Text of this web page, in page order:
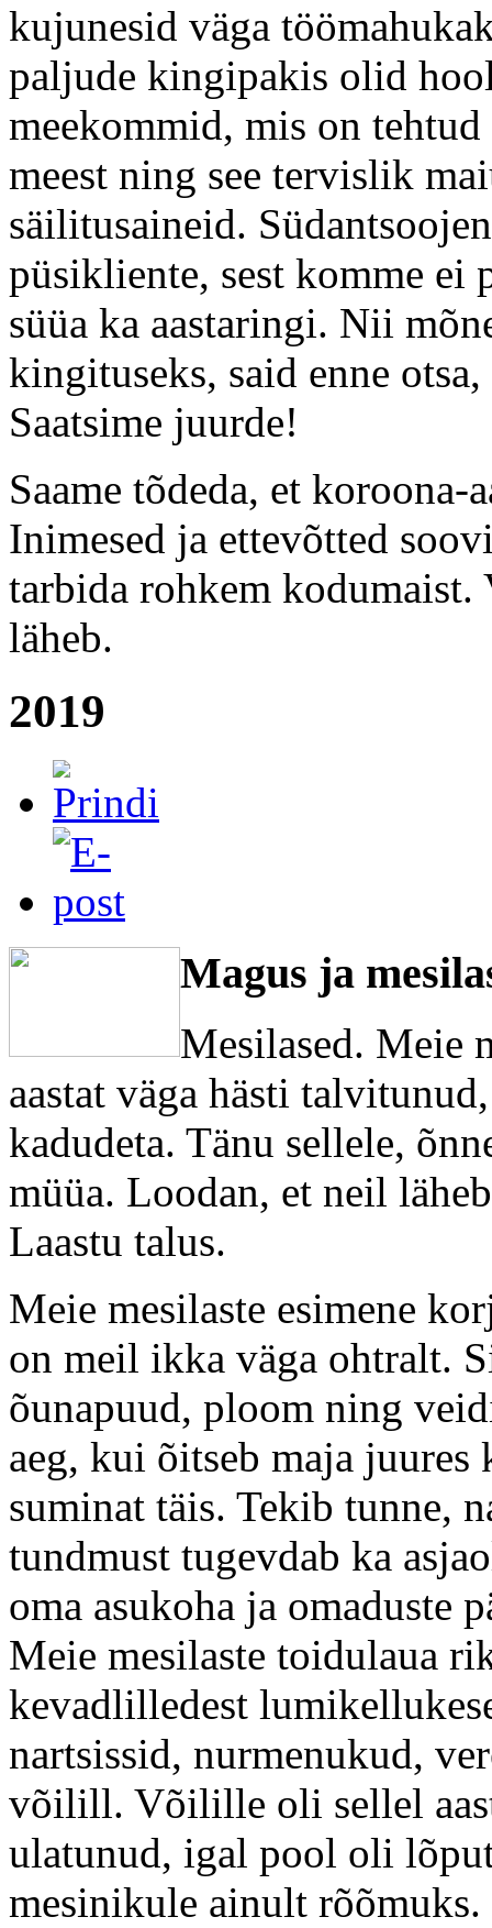
kujunesid väga
paljude kingipakis olid
meekommid, mis on
meest ning see tervislik
säilitusaineid.
püsikliente, sest komme
süüa ka aastaringi. Nii
kingituseks, said enne
Saatsime juurde!
Saame tõdeda, et
Inimesed ja ettevõtted
tarbida rohkem kodumaist.
läheb.
2019
Magus ja
Mesilased. Meie
aastat väga hästi
kadudeta. Tänu sellele,
müüa. Loodan, et neil
Laastu talus.
Meie mesilaste esimene
on meil ikka väga ohtralt.
õunapuud, ploom ning
aeg, kui õitseb maja juures
suminat täis. Tekib tunne,
tundmust tugevdab ka
oma asukoha ja omaduste
Meie mesilaste toidulaua
kevadlilledest
nartsissid, nurmenukud,
võilill. Võilille oli sellel
ulatunud, igal pool oli
mesinikule ainult rõõmuks.